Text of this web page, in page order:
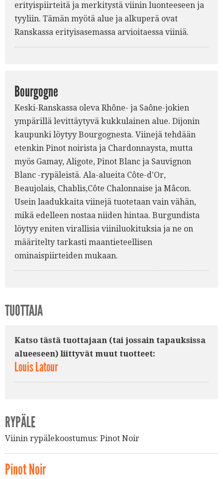
erityispiirteitä ja merkitystä viinin luonteeseen ja
tyyliin. Tämän myötä alue ja alkuperä ovat
Ranskassa erityisasemassa arvioitaessa viiniä.
Bourgogne
Keski-Ranskassa oleva Rhône- ja Saône-jokien
ympärillä levittäytyvä kukkulainen alue. Dijonin
kaupunki löytyy Bourgognesta. Viinejä tehdään
etenkin Pinot noirista ja Chardonnaysta, mutta
myös Gamay, Aligote, Pinot Blanc ja Sauvignon
Blanc -rypäleistä. Ala-alueita Côte-d'Or,
Beaujolais, Chablis,Côte Chalonnaise ja Mâcon.
Usein laadukkaita viinejä tuotetaan vain vähän,
mikä edelleen nostaa niiden hintaa. Burgundista
löytyy eniten virallisia viiniluokituksia ja ne on
määritelty tarkasti maantieteellisen
ominaispiirteiden mukaan.
TUOTTAJA
Katso tästä tuottajaan (tai jossain tapauksissa
alueeseen) liittyvät muut tuotteet:
Louis Latour
RYPÄLE
Viinin rypälekoostumus: Pinot Noir
Pinot Noir